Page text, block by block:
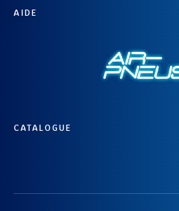
AIDE
CATALOGUE